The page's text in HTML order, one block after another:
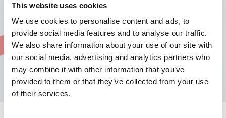
This website uses cookies
We use cookies to personalise content and ads, to
provide social media features and to analyse our traffic.
We also share information about your use of our site with
our social media, advertising and analytics partners who
may combine it with other information that you’ve
provided to them or that they’ve collected from your use
of their services.